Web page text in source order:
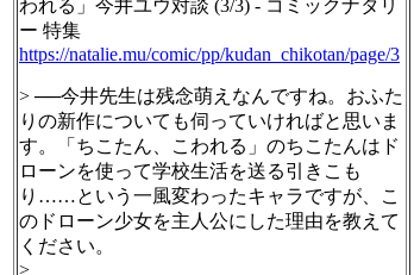
われる」今井ユウ対談 (3/3) - コミックナタリ
ー 特集
https://natalie.mu/comic/pp/kudan_chikotan/page/3
> ──今井先生は残念萌えなんですね。おふた
りの新作についても伺っていければと思いま
す。「ちこたん、こわれる」のちこたんはド
ローンを使って学校生活を送る引きこも
り……という一風変わったキャラですが、こ
のドローン少女を主人公にした理由を教えて
ください。
>